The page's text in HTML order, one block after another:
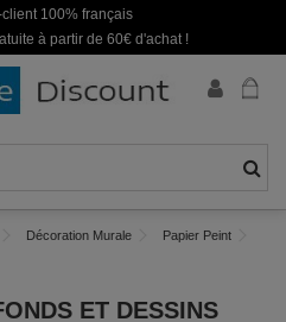
100% français
à partir de 60€ d'achat !
Décoration Murale Papier Peint
ET DESSINS